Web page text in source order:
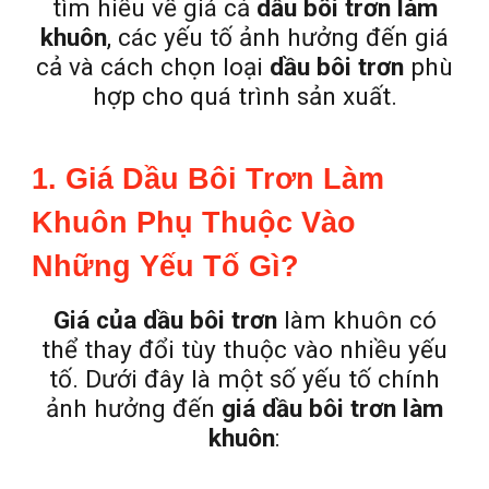
tìm hiểu về giá cả dầu bôi trơn làm
khuôn, các yếu tố ảnh hưởng đến giá
cả và cách chọn loại dầu bôi trơn phù
hợp cho quá trình sản xuất.
1. Giá Dầu Bôi Trơn Làm
Khuôn Phụ Thuộc Vào
Những Yếu Tố Gì?
Giá của dầu bôi trơnlàm khuôn có
thể thay đổi tùy thuộc vào nhiều yếu
tố. Dưới đây là một số yếu tố chính
ảnh hưởng đến giá dầu bôi trơn làm
khuôn: